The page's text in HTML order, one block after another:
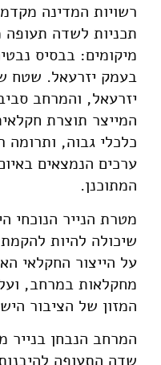
רשויות המדינה
תכניות לשדה
מיקומים: בבסיס
בעמק יזרעאל. שטח
יזרעאל, והמרחב
המייצר תוצרת
כלכלי גבוה, ותרומה
ערכים הנמצאים
המתוכנן.
מטרת הנייר הנוכחי
שיכולה להיות
על הייצור החקלאי
מחקלאות במרחב,
המזון של הציבור
המרחב הנבחן בנייר